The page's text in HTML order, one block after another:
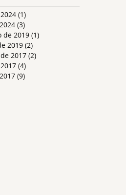
(1)
(3)
de 2019 (1)
2019 (2)
2017 (2)
(4)
(9)